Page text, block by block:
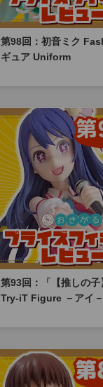
第98回：初音ミク
ギュア Uniform
第93回：「【推しの
Try-iT Figure －アイ－